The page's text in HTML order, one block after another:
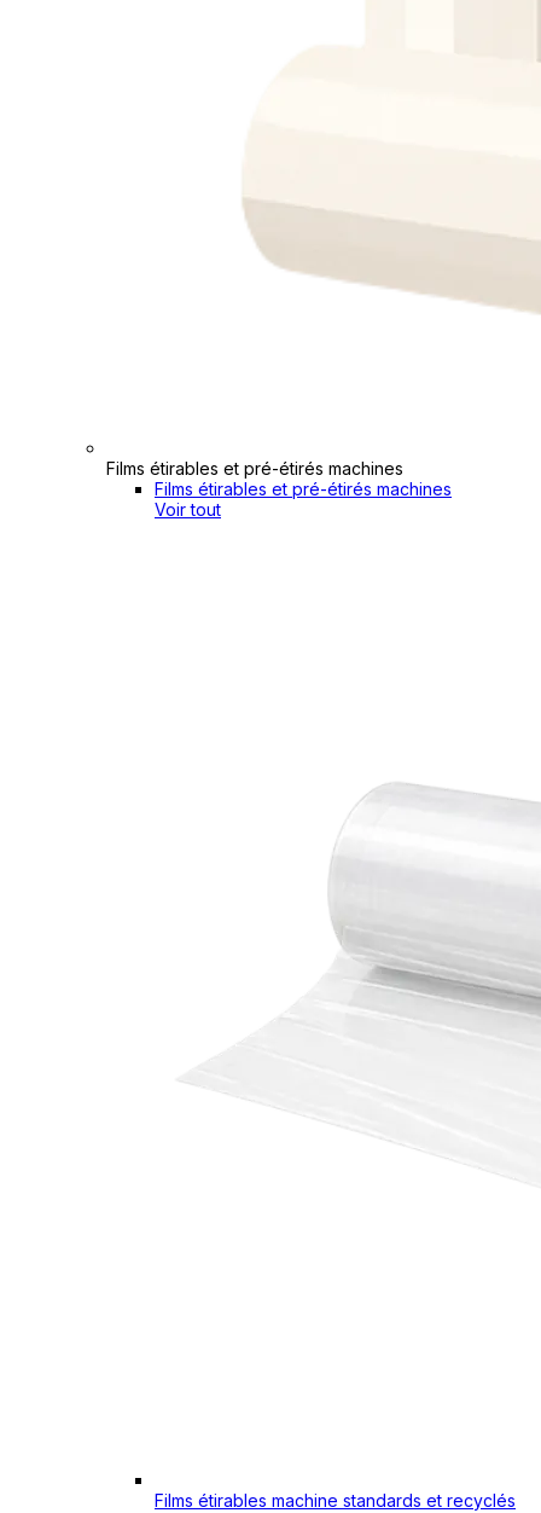
Films étirables et pré-étirés machines
Films étirables et pré-étirés machines
Voir tout
Films étirables machine standards et recyclés